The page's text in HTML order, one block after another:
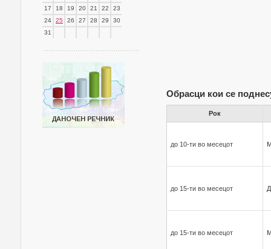
17
18 19 20 21 22
23
24
25 26 27 28 29
30
31
Обрасци кои се
Рок
до 10-ти во месецот
до 15-ти во месецот
до 15-ти во месецот